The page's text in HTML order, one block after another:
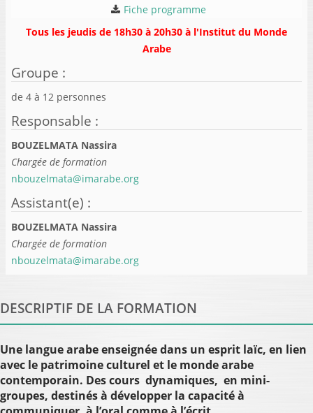
Fiche programme
Tous les jeudis de 18h30 à 20h30 à l'Institut du Monde
Arabe
Groupe :
de 4 à 12 personnes
Responsable :
BOUZELMATA Nassira
Chargée de formation
nbouzelmata@imarabe.org
Assistant(e) :
BOUZELMATA Nassira
Chargée de formation
nbouzelmata@imarabe.org
DESCRIPTIF DE LA FORMATION
Une langue arabe enseignée dans un esprit laïc, en lien
avec le patrimoine culturel et le monde arabe
contemporain. Des cours dynamiques, en mini-
groupes, destinés à développer la capacité à